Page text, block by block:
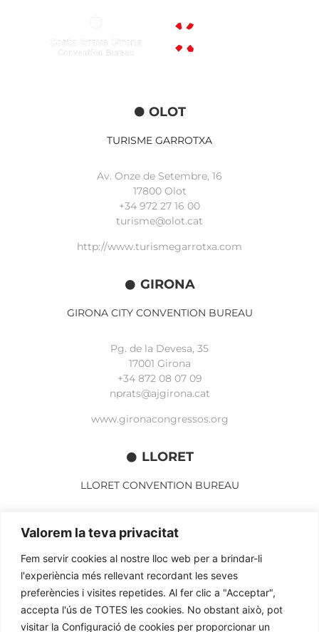
Valorem la teva privacitat
Fem servir cookies al nostre lloc web per a brindar-li
l'experiència més rellevant recordant les seves
preferències i visites repetides. Al fer clic a "Acceptar",
accepta l'ús de TOTES les cookies. No obstant això, pot
visitar la Configuració de cookies per proporcionar un
OLOT
TURISME GARROTXA
Av. Onze de Setembre, 16
17800 Olot
+34 972 27 16 00
turisme@olot.cat
http://www.turismegarrotxa.com
GIRONA
GIRONA CITY CONVENTION BUREAU
Pg. de la Devesa, 35
17001 Girona
+34 872 08 07 09
nprats@ajgirona.cat
www.gironacongressos.org
LLORET
LLORET CONVENTION BUREAU
17310 Lloret de Mar
mbelisario@lloret.cat
www.lloretcb.org
Avertissement juridique